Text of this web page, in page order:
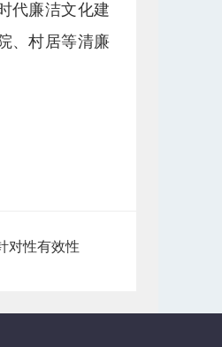
代廉洁文化建
、村居等清廉
对性有效性